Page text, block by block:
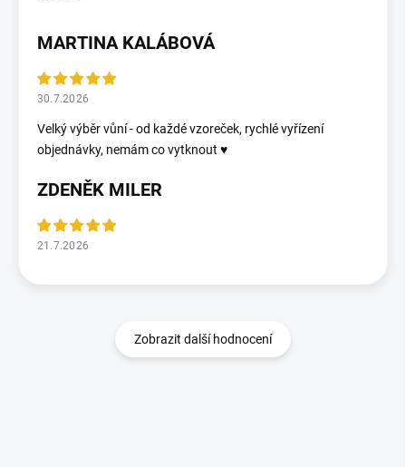
MARTINA KALÁBOVÁ
30.7.2026
Velký výběr vůní - od každé vzoreček, rychlé vyřízení
objednávky, nemám co vytknout ♥️
ZDENĚK MILER
21.7.2026
Zobrazit další hodnocení